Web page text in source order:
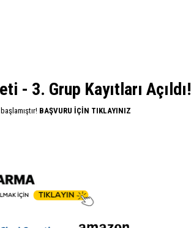
- 3. Grup Kayıtları Açıldı!
BAŞVURU İÇİN TIKLAYINIZ